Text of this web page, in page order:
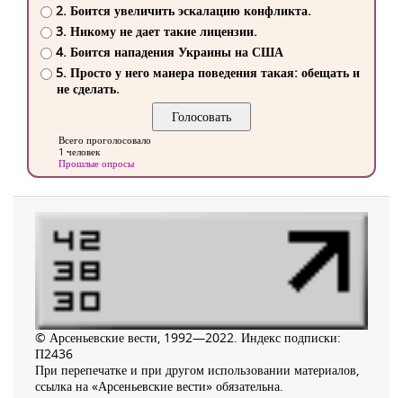
2. Боится увеличить эскалацию конфликта.
3. Никому не дает такие лицензии.
4. Боится нападения Украины на США
5. Просто у него манера поведения такая: обещать и
не сделать.
Всего проголосовало
1 человек
Прошлые опросы
© Арсеньевские вести, 1992—2022. Индекс подписки:
П2436
При перепечатке и при другом использовании материалов,
ссылка на «Арсеньевские вести» обязательна.